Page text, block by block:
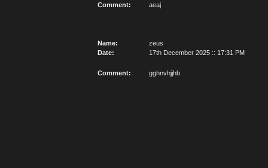
Comment: aeaj
Name:
zeus
Date:
17th December 2025 :: 17:31 PM
Comment: gghnvhjjhb